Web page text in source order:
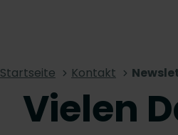
Startseite Kontakt
Vielen